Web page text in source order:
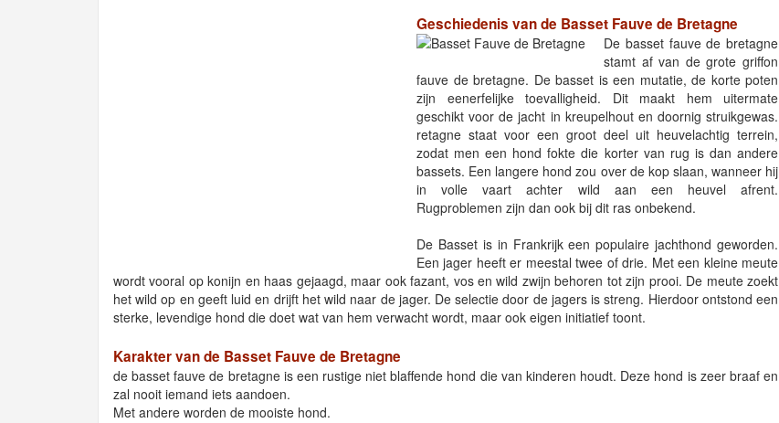
Geschiedenis van de Basset Fauve de Bretagne
De basset fauve de bretagne
stamt af van de grote griffon
fauve de bretagne. De basset is een mutatie, de korte poten
zijn eenerfelijke toevalligheid. Dit maakt hem uitermate
geschikt voor de jacht in kreupelhout en doornig struikgewas.
retagne staat voor een groot deel uit heuvelachtig terrein,
zodat men een hond fokte die korter van rug is dan andere
bassets. Een langere hond zou over de kop slaan, wanneer hij
in volle vaart achter wild aan een heuvel afrent.
Rugproblemen zijn dan ook bij dit ras onbekend.
De Basset is in Frankrijk een populaire jachthond geworden.
Een jager heeft er meestal twee of drie. Met een kleine meute
wordt vooral op konijn en haas gejaagd, maar ook fazant, vos en wild zwijn behoren tot zijn prooi. De meute zoekt
het wild op en geeft luid en drijft het wild naar de jager. De selectie door de jagers is streng. Hierdoor ontstond een
sterke, levendige hond die doet wat van hem verwacht wordt, maar ook eigen initiatief toont.
Karakter van de Basset Fauve de Bretagne
de basset fauve de bretagne is een rustige niet blaffende hond die van kinderen houdt. Deze hond is zeer braaf en
zal nooit iemand iets aandoen.
Met andere worden de mooiste hond.